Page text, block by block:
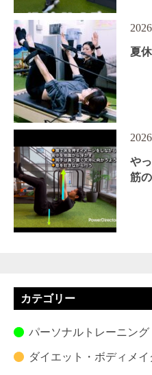
夏
や
筋
カテゴリー
パーソナルトレーニング
ダイエット・ボディメイ